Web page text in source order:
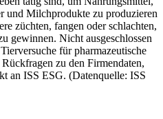
und Milchprodukte zu produzieren
züchten, fangen oder schlachten,
gewinnen. Nicht ausgeschlossen
für pharmazeutische
zu den Firmendaten,
an ISS ESG. (Datenquelle: ISS